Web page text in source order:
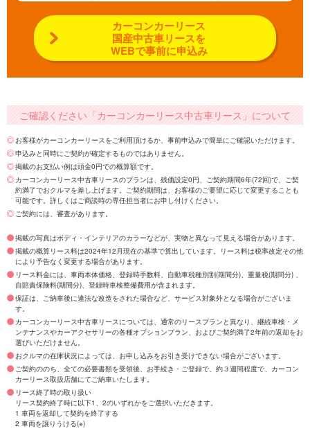
カーコンカーリース
国産中古車リースを
WEBで事前に申込み
ご確認ください「カーコンカーリース中古車リース」について
お客様がカーコンカーリースをご利用頂けるか、事前申込みで簡単にご確認いただけます。
申込みと同時にご契約が確定するものではありません。
掲載のお支払い例は頭金0円での概算額です。
カーコンカーリース中古車リースのプランは、残価設定0円、ご契約期間6年(72回)で、ご契
約満了でおクルマを差し上げます。ご契約期間は、お客様のご要望に応じて変更することも
可能です。詳しくはご商談時の専任担当者にお申し付けください。
ご契約には、審査があります。
掲載の写真はボディ・インテリアのカラーなどが、実物と異なって見える場合があります。
掲載の概算リース料は2024年12月現在の基準で算出しています。リース料は税率改定その他
により予告なく変更する場合があります。
リース料金には、車両本体価格、登録時手数料、自動車税種別割(期間分)、重量税(期間分) 、
自賠責保険料(期間分)、登録時車検整備費用が含まれます。
保証は、ご納車後に違法な改造をされた場合など、サービス対象外となる場合がございま
す。
カーコンカーリース中古車リースについては、通常のリースプランと異なり、継続車検・メ
ンテナンスやカーアクセサリーの各種オプションプラン、およびご契約満了2年前の返却をお
選びいただけません。
おクルマの在庫状況によっては、お申し込みをお引き受けできない場合がございます。
ご契約ののち、全ての必要書類を受領後、お手続き・ご登録で、約３週間程度で、カーコン
カーリース取扱店舗にてご納車いたします。
リース終了時の取り扱い
リース契約終了時に以下1、2のいずれかをご選択いただきます。
1 車両を返却して契約を終了する
2 車両を譲りうける(※)